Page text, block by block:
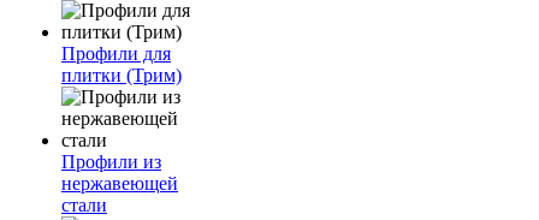
Профили для
плитки (Трим)
Профили из
нержавеющей
стали